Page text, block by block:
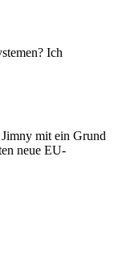
Ich
mit ein Grund
neue EU-